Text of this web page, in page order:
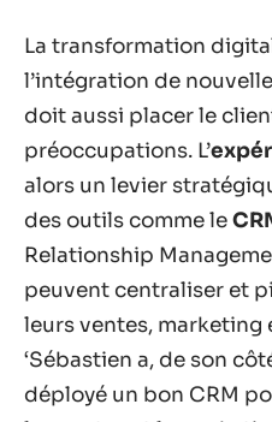
La transformation
l’intégration de
doit aussi placer le
préoccupations. L’
alors un levier
des outils comme le
Relationship
peuvent centraliser et
leurs ventes,
‘Sébastien a, de son
déployé un bon CRM